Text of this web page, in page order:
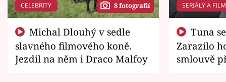
CELEBRITY 8 fotografií
slavného filmového koně.
Jezdil na něm i Draco Malfoy
SERIÁLY A
Zarazilo
smlouvě